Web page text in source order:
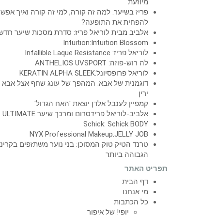
מיוזעת
פריז בשיער: למה זה קורה, למי זה קורה ואיך
להפחית את התופעה?
אלביב מבית לוריאל פריז: סדרת מסכות שיער
Intuition:Intuition Blossom
לוריאל פריז: Infallible Laque Resistance
לה רוש-פוזה: ANTHELIOS UVSPORT
לוריאל פרופסיונל:KERATIN ALPHA SLEEK
דוגמנית של אבא: המהפך של עונג שחף אצל אבא
ירין
קמפיין לענבל אלדן יוצאת 'האח הגדול'
אלביב-לוריאל פריז:סרום ומרכך שיער ULTIMATE
Schick: Schick BODY
NYX Professional Makeup:JELLY JOB
טרנד הטיק טוק המסוכן: בני נוער משתזפים
הגבוהה ביותר
תפריט האתר
דף הבית
מי אנחנו
כל הכתבות
יופי! של איפור